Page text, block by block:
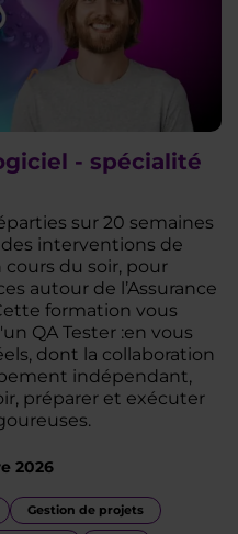
- spécialité
sur 20 semaines
interventions de
du soir, pour
autour de l’Assurance
formation vous
QA Tester :en vous
dont la collaboration
indépendant,
préparer et exécuter
2026
Gestion de projets